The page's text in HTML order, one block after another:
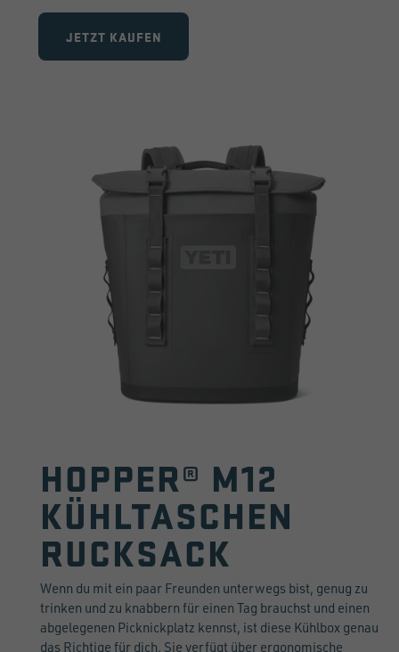
JETZT KAUFEN
HOPPER® M12
KÜHLTASCHEN
RUCKSACK
Wenn du mit ein paar Freunden unterwegs bist, genug zu
trinken und zu knabbern für einen Tag brauchst und einen
abgelegenen Picknickplatz kennst, ist diese Kühlbox genau
das Richtige für dich. Sie verfügt über ergonomische